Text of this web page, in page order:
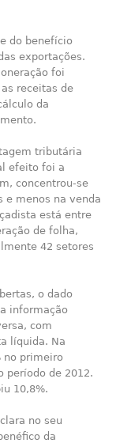
do benefício
exportações.
foi
receitas de
da
tributária
efeito foi a
concentrou-se
e menos na venda
está entre
de folha,
42 setores
o dado
informação
com
líquida. Na
no primeiro
período de 2012.
10,8%.
no seu
da